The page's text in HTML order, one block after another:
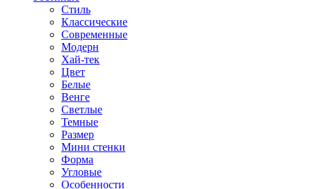
Стиль
Классические
Современные
Модерн
Хай-тек
Цвет
Белые
Венге
Светлые
Темные
Размер
Мини стенки
Форма
Угловые
Особенности